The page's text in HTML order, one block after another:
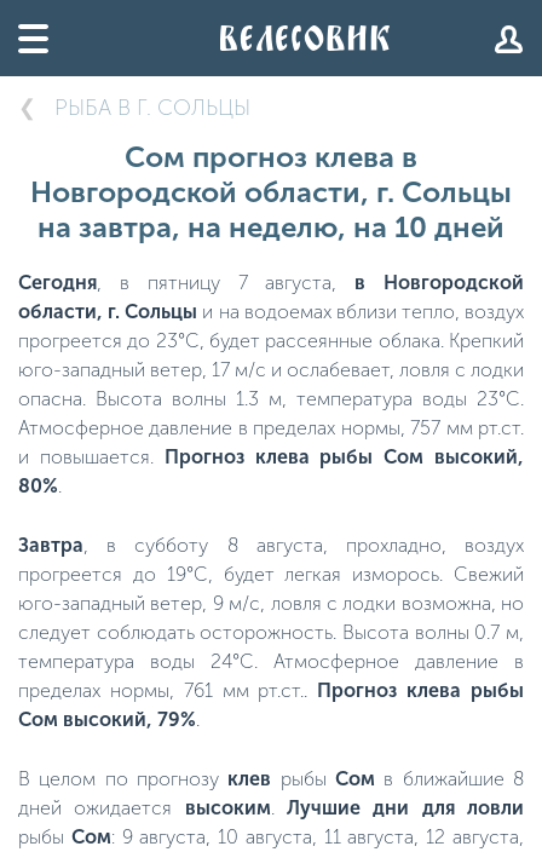
РЫБА В Г. СОЛЬЦЫ
Сом прогноз клева в
Новгородской области, г. Сольцы
на завтра, на неделю, на 10 дней
Сегодня, в пятницу 7 августа, в Новгородской
области, г. Сольцы и на водоемах вблизи тепло, воздух
прогреется до 23°C, будет рассеянные облака. Крепкий
юго-западный ветер, 17 м/с и ослабевает, ловля с лодки
опасна. Высота волны 1.3 м, температура воды 23°C.
Атмосферное давление в пределах нормы, 757 мм рт.ст.
и повышается. Прогноз клева рыбы Сом высокий,
80%.
Завтра, в субботу 8 августа, прохладно, воздух
прогреется до 19°C, будет легкая изморось. Свежий
юго-западный ветер, 9 м/с, ловля с лодки возможна, но
следует соблюдать осторожность. Высота волны 0.7 м,
температура воды 24°C. Атмосферное давление в
пределах нормы, 761 мм рт.ст.. Прогноз клева рыбы
Сом высокий, 79%.
В целом по прогнозу клев рыбыСом в ближайшие 8
дней ожидается высоким.Лучшие дни для ловли
рыбы Сом: 9 августа, 10 августа, 11 августа, 12 августа,